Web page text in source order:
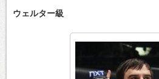
ウェルター級